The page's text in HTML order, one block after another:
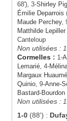
68'), 3-Shirley
Émilie Deparrois
Maude Perchey,
Matthilde Lepiller
Canteloup
Non utilisées :
Cormelles : 1-
Lemarié, 4-
Margaux
Quinio, 9-Anne-
Bastard-Bourdon
Non utilisées :
1-0 (88') :